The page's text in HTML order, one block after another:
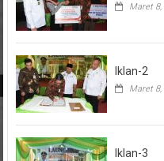
Maret 8,
Iklan-2
Maret 8,
Iklan-3